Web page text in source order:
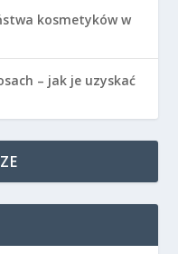
kosmetyków w
– jak je uzyskać